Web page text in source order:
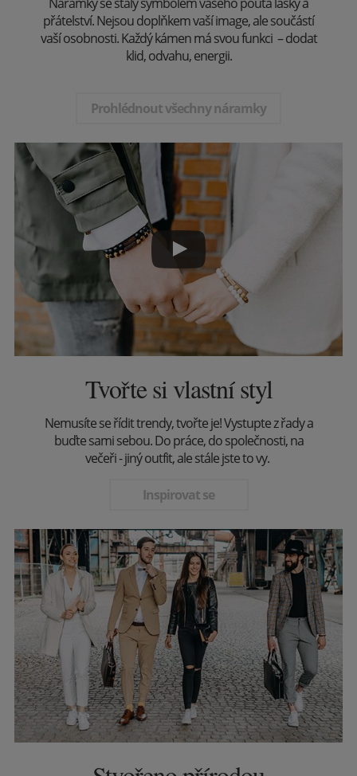
přátelství. Nejsou doplňkem vaší image, ale součástí
vaší osobnosti. Každý kámen má svou funkci – dodat
klid, odvahu, energii.
Prohlédnout všechny náramky
Tvořte si vlastní styl
Nemusíte se řídit trendy, tvořte je! Vystupte z řady a
buďte sami sebou. Do práce, do společnosti, na
večeři - jiný outfit, ale stále jste to vy.
Inspirovat se